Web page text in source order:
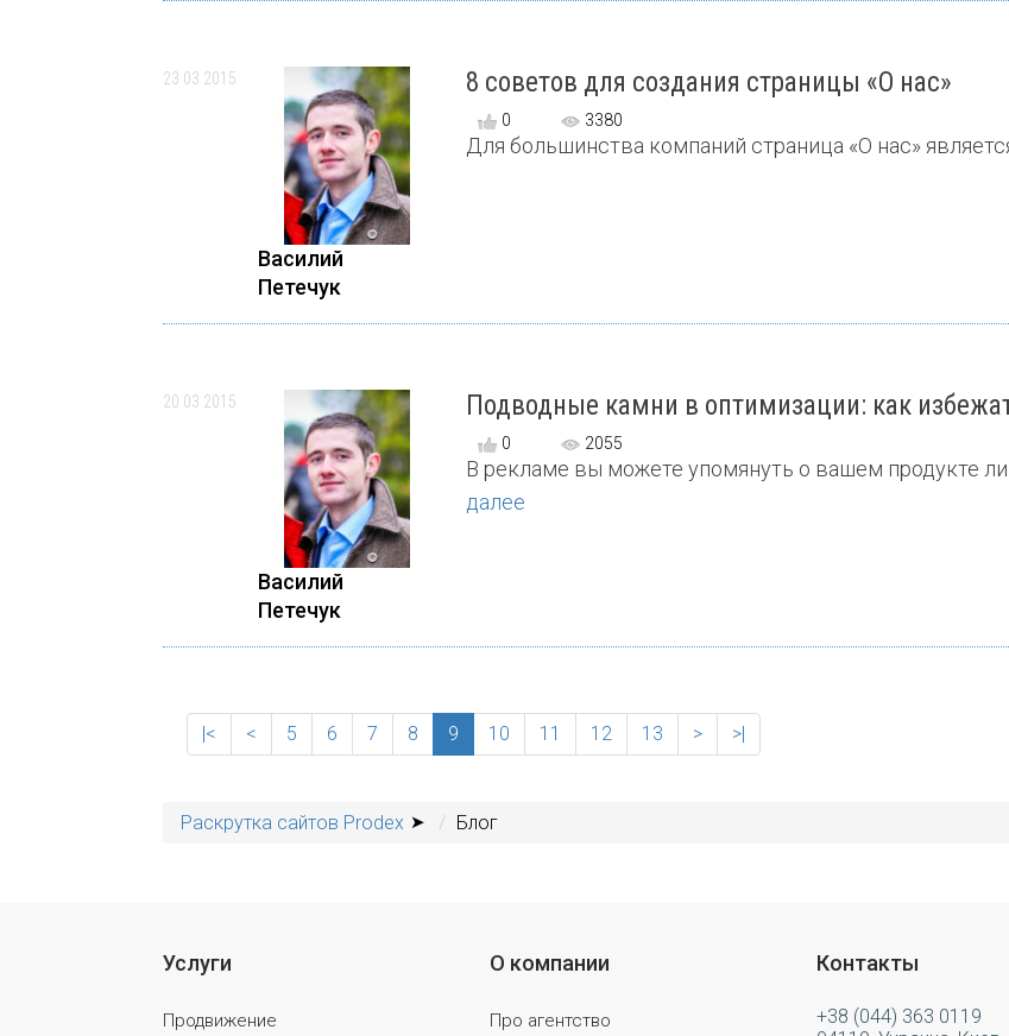
23 03 2015
Василий
Петечук
8 советов для создания страницы «О нас»
0 3380
Для большинства компаний страница «О нас»
20 03 2015
Василий
Петечук
Подводные камни в оптимизации: как
0 2055
В рекламе вы можете упомянуть о вашем продукте
далее
|< < 5 6 7 8 9 10 11 12 13 > >|
Раскрутка сайтов Prodex Блог
Услуги
Продвижение
О компании
Про агентство
Контакты
+38 (044) 363 0119